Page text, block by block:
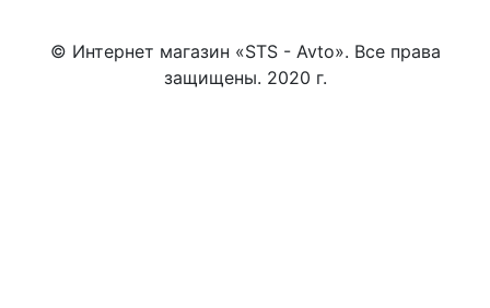
© Интернет магазин «STS - Avto». Все права
защищены. 2020 г.